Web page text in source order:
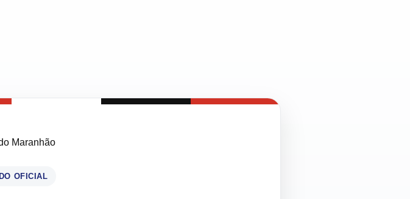
OFICIAL